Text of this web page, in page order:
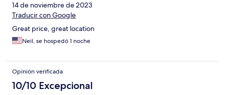
14 de noviembre de 2023
Traducir con Google
Great price, great location
Neil, se hospedó 1 noche
Opinión verificada
10/10 Excepcional